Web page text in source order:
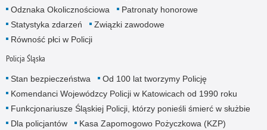
Odznaka Okolicznościowa
Patronaty honorowe
Statystyka zdarzeń
Związki zawodowe
Równość płci w Policji
Policja Śląska
Stan bezpieczeństwa
Od 100 lat tworzymy Policję
Komendanci Wojewódzcy Policji w Katowicach od 1990 roku
Funkcjonariusze Śląskiej Policji, którzy ponieśli śmierć w służbie
Dla policjantów
Kasa Zapomogowo Pożyczkowa (KZP)